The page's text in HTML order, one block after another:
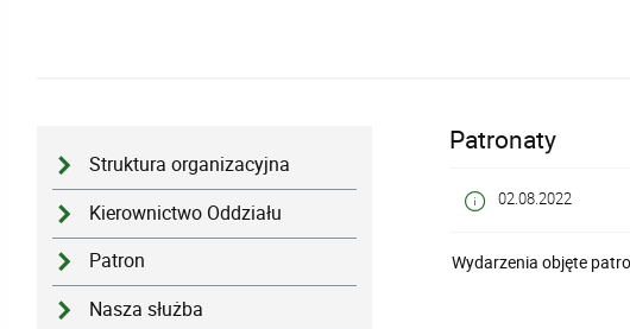
Struktura organizacyjna
Kierownictwo Oddziału
Patron
Nasza służba
Patronaty
02.08.2022
Wydarzenia objęte